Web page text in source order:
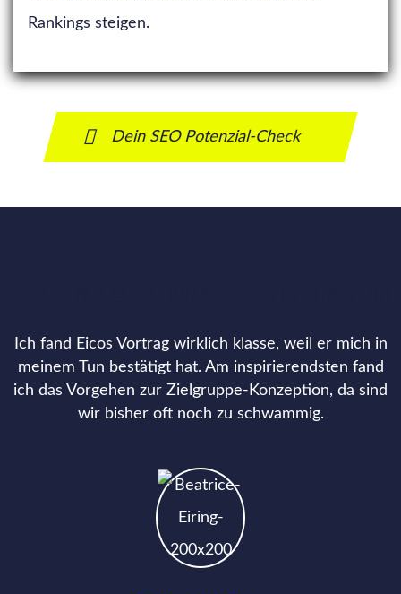
Rankings steigen.
Dein SEO Potenzial-Check
Ich fand Eicos Vortrag wirklich klasse, weil er mich in
meinem Tun bestätigt hat. Am inspirierendsten fand
ich das Vorgehen zur Zielgruppe-Konzeption, da sind
wir bisher oft noch zu schwammig.